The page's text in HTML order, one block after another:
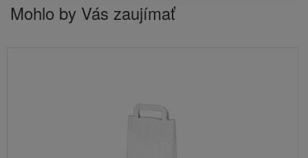
Mohlo by Vás zaujímať